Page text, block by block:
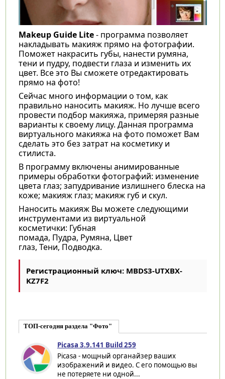
Makeup Guide Lite- программа позволяет
накладывать макияж прямо на фотографии.
Поможет накрасить губы, нанести румяна,
тени и пудру, подвести глаза и изменить их
цвет. Все это Вы сможете отредактировать
прямо на фото!
Сейчас много информации о том, как
правильно наносить макияж. Но лучше всего
провести подбор макияжа, примеряя разные
варианты к своему лицу. Данная программа
виртуального макияжа на фото поможет Вам
сделать это без затрат на косметику и
стилиста.
В программу включены анимированные
примеры обработки фотографий: изменение
цвета глаз; запудривание излишнего блеска на
коже; макияж глаз; макияж губ и скул.
Наносить макияж Вы можете следующими
инструментами из виртуальной
косметички: Губная
помада, Пудра, Румяна, Цвет
глаз, Тени, Подводка.
Регистрационный ключ: MBDS3-UTXBX-
KZ7F2
ТОП-сегодня раздела "Фото"
Picasa 3.9.141 Build 259
Picasa - мощный органайзер ваших
изображений и видео. С его помощью вы
не потеряете ни одной...